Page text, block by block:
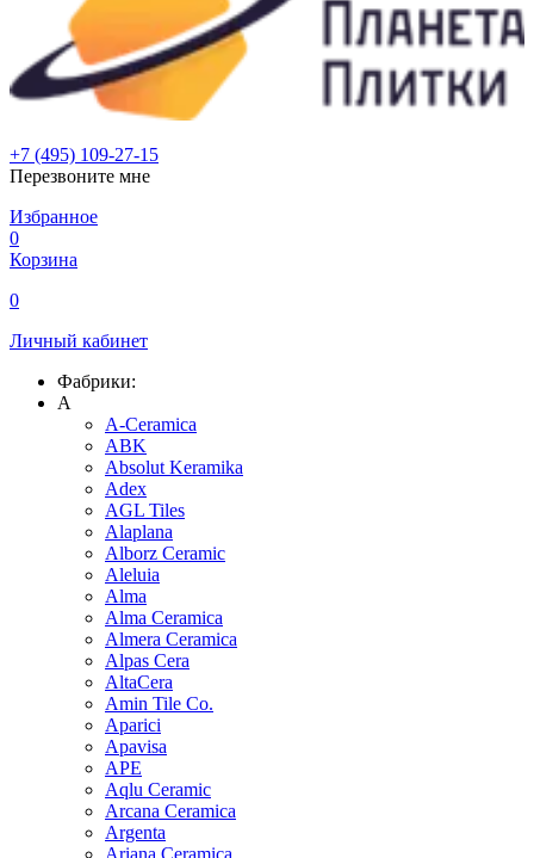
+7 (495) 109-27-15
Перезвоните мне
Избранное
0
Корзина
0
Личный кабинет
Фабрики:
A
A-Ceramica
ABK
Absolut Keramika
Adex
AGL Tiles
Alaplana
Alborz Ceramic
Aleluia
Alma
Alma Ceramica
Almera Ceramica
Alpas Cera
AltaCera
Amin Tile Co.
Aparici
Apavisa
APE
Aqlu Ceramic
Arcana Ceramica
Argenta
Ariana Ceramica